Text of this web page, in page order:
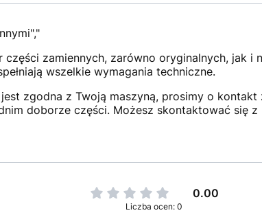
zamiennych, zarówno oryginalnych, jak i
wszelkie wymagania techniczne.
zgodna z Twoją maszyną, prosimy o kontakt
doborze części. Możesz skontaktować się z
0.00
Liczba ocen: 0